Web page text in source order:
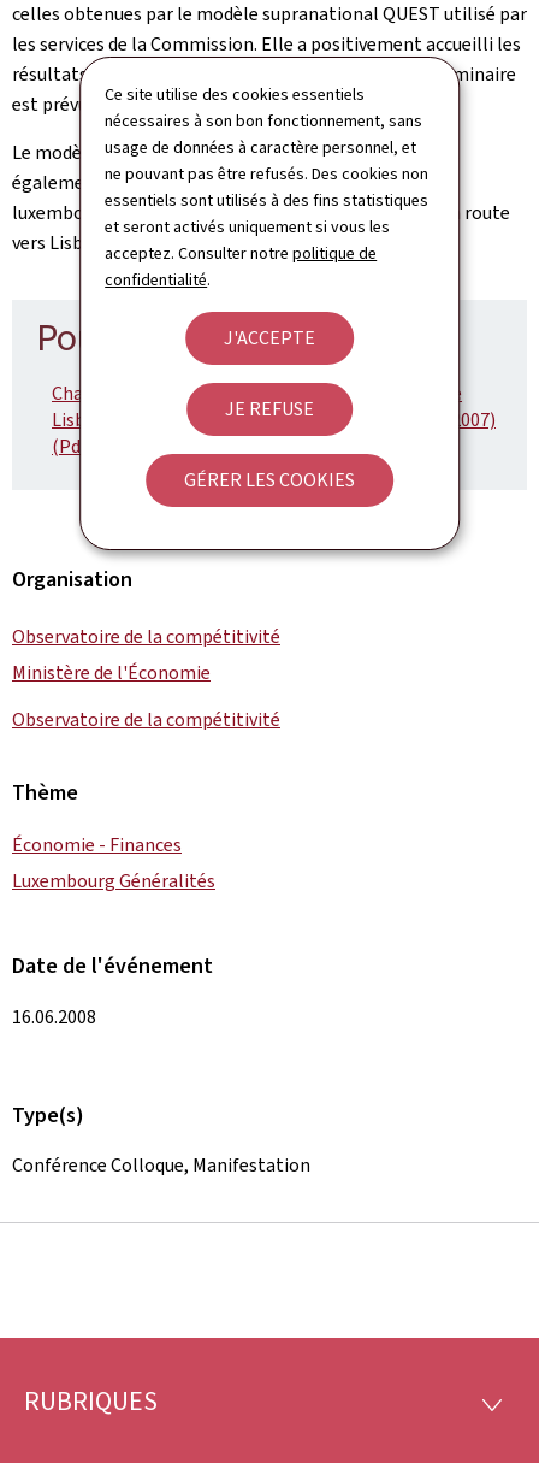
Ce site utilise des cookies essentiels
nécessaires à son bon fonctionnement, sans
usage de données à caractère personnel, et
ne pouvant pas être refusés. Des cookies non
essentiels sont utilisés à des fins statistiques
et seront activés uniquement si vous les
acceptez. Consulter notrepolitique de
confidentialité.
J'ACCEPTE
JE REFUSE
GÉRER LES COOKIES
celles obtenues par le modèle supranational QUEST utilisé par
les services de la Commission. Elle a positivement accueilli les
résultats du modèle de l'Observatoire.
Un deuxième séminaire
est prévu en fin d'année.
Le modèle LSM et les résultats luxembourgeois seront
également présentés lors du troisième colloque
luxembourgeois sur l'économie de la connaissance "En route
vers Lisbonne".
Pour en savoir plus
Chapitre 8.1: Une présentation du nouveau Modèle
Lisbonne de l'Economie du Luxembourg: ModEL (2007)
(Pdf, 2,92 Mo)
Organisation
Observatoire de la compétitivité
Ministère de l'Économie
Observatoire de la compétitivité
Thème
Économie - Finances
Luxembourg Généralités
Date de l'événement
16.06.2008
Type(s)
Conférence Colloque, Manifestation
Pied
RUBRIQUES